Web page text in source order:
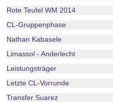
Rote Teufel WM 2014
CL-Gruppenphase
Nathan Kabasele
Limassol - Anderlecht
Leistungsträger
Letzte CL-Vorrunde
Transfer Suarez